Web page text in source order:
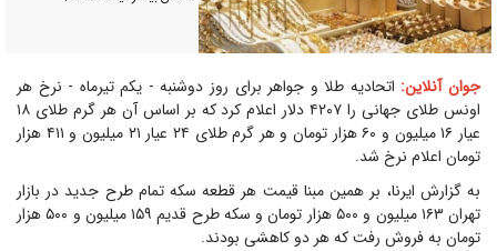
جوان آنلاین: اتحادیه طلا و جواهر برای روز دوشنبه - یکم تیرماه - نرخ هر
اونس طلای جهانی را ۴۲۰۷ دلار اعلام کرد که بر اساس آن هر گرم طلای ۱۸
عیار ۱۶ میلیون و ۶۰ هزار تومان و هر گرم طلای ۲۴ عیار ۲۱ میلیون و ۴۱۱ هزار
تومان اعلام نرخ شد.
به گزارش ایرنا، بر همین مبنا قیمت هر قطعه سکه تمام طرح جدید در بازار
تهران ۱۶۳ میلیون و ۵۰۰ هزار تومان و سکه طرح قدیم ۱۵۹ میلیون و ۵۰۰ هزار
تومان به فروش رفت که هر دو کاهشی بودند.